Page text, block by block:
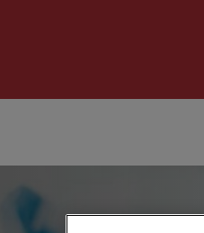
Vétérinaire de Luceville